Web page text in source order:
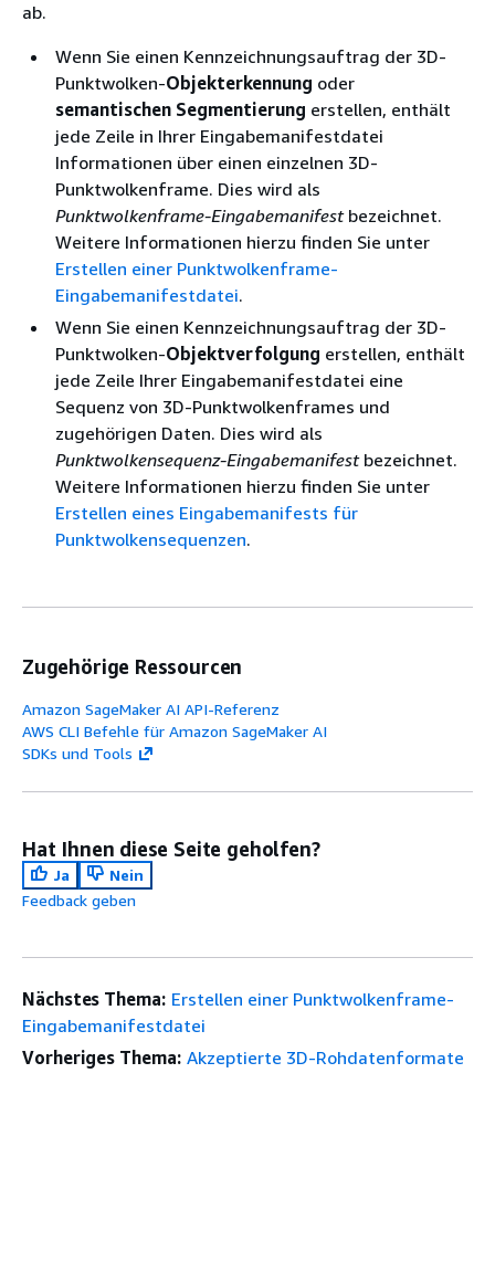
ab.
Wenn Sie einen Kennzeichnungsauftrag der 3D-
Punktwolken-Objekterkennung oder
semantischen Segmentierung erstellen, enthält
jede Zeile in Ihrer Eingabemanifestdatei
Informationen über einen einzelnen 3D-
Punktwolkenframe. Dies wird als
Punktwolkenframe-Eingabemanifestbezeichnet.
Weitere Informationen hierzu finden Sie unter
Erstellen einer Punktwolkenframe-
Eingabemanifestdatei.
Wenn Sie einen Kennzeichnungsauftrag der 3D-
Punktwolken-Objektverfolgung erstellen, enthält
jede Zeile Ihrer Eingabemanifestdatei eine
Sequenz von 3D-Punktwolkenframes und
zugehörigen Daten. Dies wird als
Punktwolkensequenz-Eingabemanifestbezeichnet.
Weitere Informationen hierzu finden Sie unter
Erstellen eines Eingabemanifests für
Punktwolkensequenzen.
Zugehörige Ressourcen
Amazon SageMaker AI API-Referenz
AWS CLI Befehle für Amazon SageMaker AI
SDKs und Tools
Hat Ihnen diese Seite geholfen?
Ja
Nein
Feedback geben
Nächstes Thema: Erstellen einer Punktwolkenframe-
Eingabemanifestdatei
Vorheriges Thema: Akzeptierte 3D-Rohdatenformate